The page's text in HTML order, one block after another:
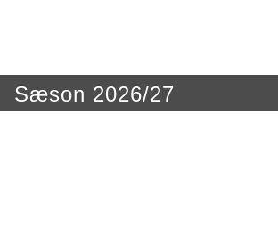
Sæson 2026/27